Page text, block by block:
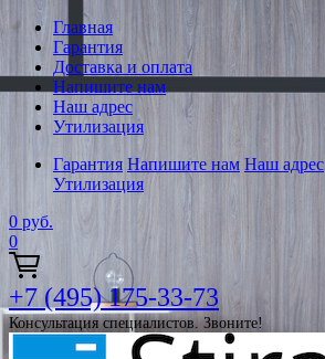
Главная
Гарантия
Доставка и оплата
Напишите нам
Наш адрес
Утилизация
Гарантия Напишите нам Наш адрес
Утилизация
0 руб.
0
+7 (495) 175-33-73
Консультация специалистов. Звоните!